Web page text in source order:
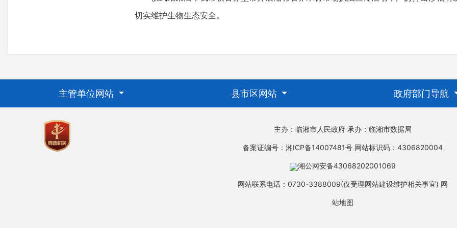
切实维护生物生态安全。
主管单位网站 县市区网站 政府部门导航
主办：临湘市人民政府 承办：临湘市数据局
备案证编号：湘ICP备14007481号 网站标识码：4306820004
湘公网安备43068202001069
网站联系电话：0730-3388009(仅受理网站建设维护相关事宜) 网
站地图